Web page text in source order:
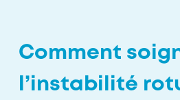
Comment
l’instabilité